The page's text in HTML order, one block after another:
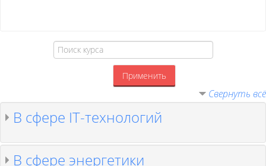
Поиск
курса
Применить
Свернуть всё
В сфере IT-технологий
В сфере энергетики